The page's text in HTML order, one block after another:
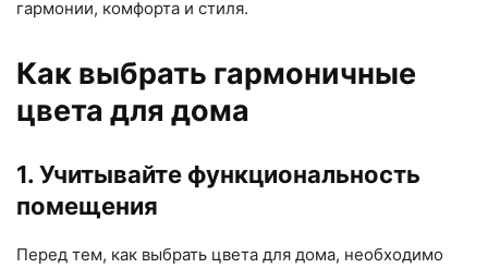
гармонии, комфорта и стиля.
Как выбрать гармоничные
цвета для дома
1. Учитывайте функциональность
помещения
Перед тем, как выбрать цвета для дома, необходимо